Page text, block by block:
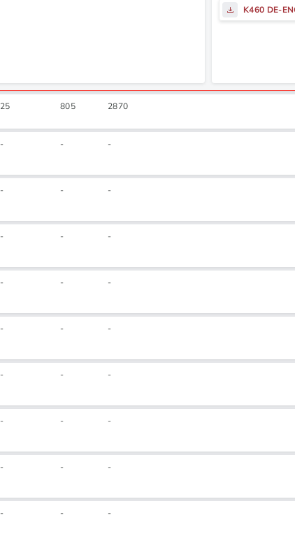
K460 DE-
25 805 2870
- - -
- - -
- - -
- - -
- - -
- - -
- - -
- - -
- - -